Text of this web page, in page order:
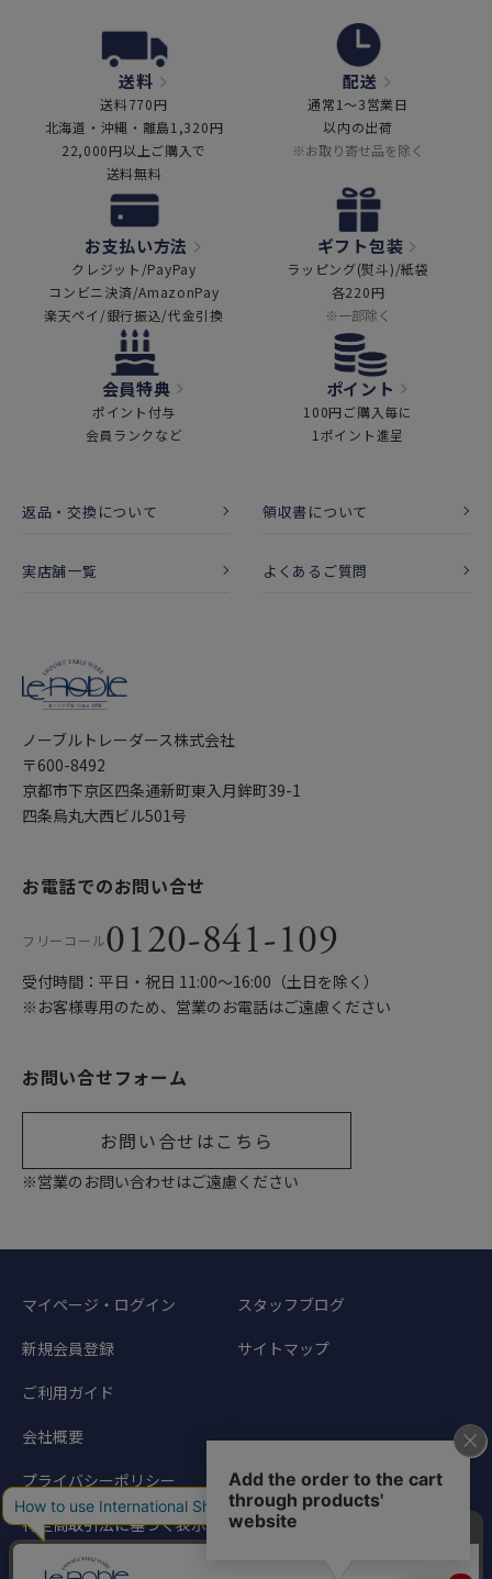
送料
送料770円
北海道・沖縄・離島1,320円
22,000円以上ご購入で
送料無料
配送
通常1～3営業日
以内の出荷
※お取り寄せ品を除く
お支払い方法
クレジット/PayPay
コンビニ決済/AmazonPay
楽天ペイ/銀行振込/代金引換
ギフト包装
ラッピング(熨斗)/紙袋
各220円
※一部除く
会員特典
ポイント付与
会員ランクなど
ポイント
100円ご購入毎に
1ポイント進呈
返品・交換について 領収書について
実店舗一覧 よくあるご質問
ノーブルトレーダース株式会社
〒600-8492
京都市下京区四条通新町東入月鉾町39-1
四条烏丸大西ビル501号
お電話でのお問い合せ
フリーコール0120-841-109
受付時間：平日・祝日 11:00〜16:00（土日を除く）
※お客様専用のため、営業のお電話はご遠慮ください
お問い合せフォーム
お問い合せはこちら
※営業のお問い合わせはご遠慮ください
マイページ・ログイン
新規会員登録
ご利用ガイド
会社概要
プライバシーポリシー
特定商取引法に基づく表示
スタッフブログ
サイトマップ